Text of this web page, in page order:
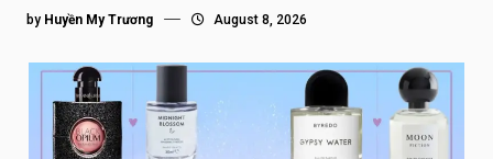
by Huyền My Trương August 8, 2026